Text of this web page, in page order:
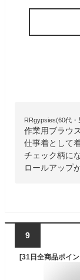
RRgypsies(60代・
作業用ブラウ
仕事着として
チェック柄に
ロールアップ
9